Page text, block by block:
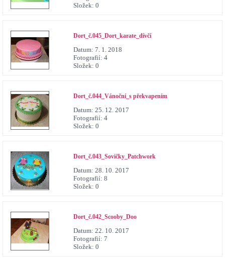
Složek: 0
Dort_č.045_Dort_karate_dívčí
Datum: 7. 1. 2018
Fotografií: 4
Složek: 0
Dort_č.044_Vánoční_s překvapením
Datum: 25. 12. 2017
Fotografií: 4
Složek: 0
Dort_č.043_Sovičky_Patchwork
Datum: 28. 10. 2017
Fotografií: 8
Složek: 0
Dort_č.042_Scooby_Doo
Datum: 22. 10. 2017
Fotografií: 7
Složek: 0